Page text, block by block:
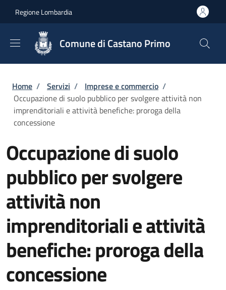
Regione Lombardia
Comune di Castano Primo
Briciole di pane
Home / Servizi / Imprese e commercio /
Occupazione di suolo pubblico per svolgere attività non
imprenditoriali e attività benefiche: proroga della
concessione
Occupazione di suolo
pubblico per svolgere
attività non
imprenditoriali e attività
benefiche: proroga della
concessione